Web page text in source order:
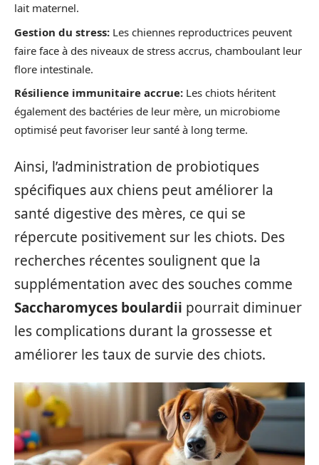
lait maternel.
Gestion du stress: Les chiennes reproductrices peuvent
faire face à des niveaux de stress accrus, chamboulant leur
flore intestinale.
Résilience immunitaire accrue: Les chiots héritent
également des bactéries de leur mère, un microbiome
optimisé peut favoriser leur santé à long terme.
Ainsi, l’administration de probiotiques
spécifiques aux chiens peut améliorer la
santé digestive des mères, ce qui se
répercute positivement sur les chiots. Des
recherches récentes soulignent que la
supplémentation avec des souches comme
Saccharomyces boulardii pourrait diminuer
les complications durant la grossesse et
améliorer les taux de survie des chiots.